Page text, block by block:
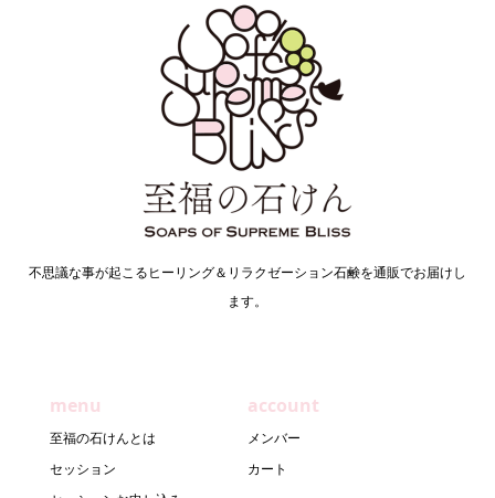
不思議な事が起こるヒーリング＆リラクゼーション石鹸を通販でお届けし
ます。
menu
至福の石けんとは
セッション
account
メンバー
カート